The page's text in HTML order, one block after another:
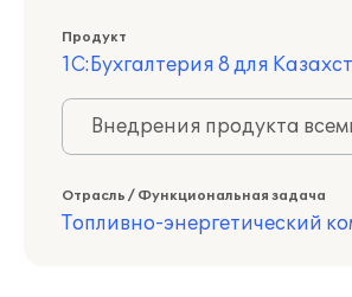
Продукт
1С:Бухгалтерия 8 для
Внедрения продукта
Отрасль / Функциональная задача
Топливно-энергетический